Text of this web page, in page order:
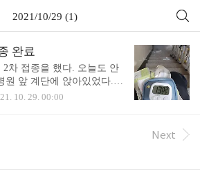
2021/10/29 (1)
완료
차 접종을 했다. 오늘도 안
원 앞 계단에 앉아있었다.
5299 코로나 백신
. 첫 증상발현일 기준으로
10. 29. 00:00
Next